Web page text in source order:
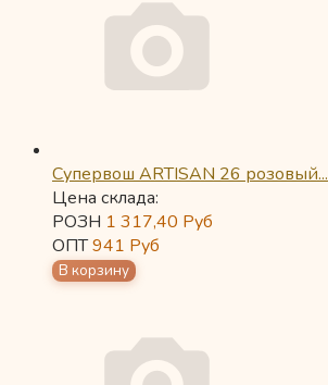
Супервош ARTISAN 26 розовый...
Цена склада:
РОЗН 1 317,40 Руб
ОПТ941 Руб